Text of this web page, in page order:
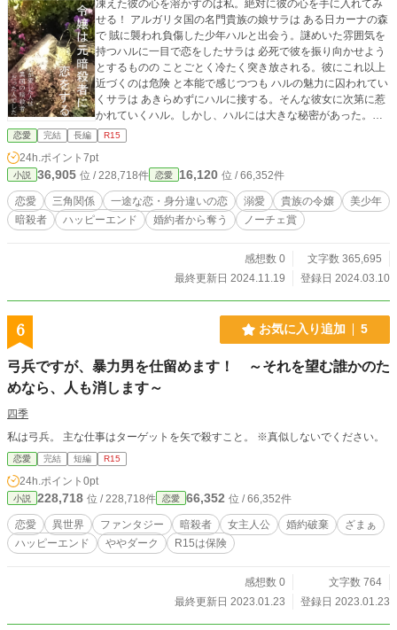
凍えた彼の心を溶かすのは私。絶対に彼の心を手に入れてみ
せる！ アルガリタ国の名門貴族の娘サラは ある日カーナの森
で 賊に襲われ負傷した少年ハルと出会う。謎めいた雰囲気を
持つハルに一目で恋をしたサラは 必死で彼を振り向かせよう
とするものの ことごとく冷たく突き放される。彼にこれ以上
近づくのは危険 と本能で感じつつも ハルの魅力に囚われてい
くサラは あきらめずにハルに接する。そんな彼女に次第に惹
かれていくハル。しかし、ハルには大きな秘密があった。そ
れは ハルの正体は異国の元エリート暗殺者であったというこ
と。 サラに惹かれ始めていることに気づいたハル。彼女の何
もかもを奪いたいほどの激情に心を揺らしながらも 過去に縛
られ 気持ちを受け入れられずに葛藤する。数えきれないほど
の人を殺し 罪で汚れた手で無垢な少女を抱きしめる資格はあ
るのか。己のうちに潜む暗殺者としての本性を知り サラの思
いが離れてしまうのではとハルは恐れていた。 そんな元暗殺
恋愛 完結 長編 R15
24h.ポイント 7pt
小説 36,905 位 / 228,718件 恋愛 16,120 位 / 66,352件
恋愛 三角関係 一途な恋・身分違いの恋 溺愛 貴族の令嬢
美少年
暗殺者
ハッピーエンド 婚約者から奪う ノーチェ賞
感想数 0
文字数 365,695
最終更新日 2024.11.19
登録日 2024.03.10
6 お気に入り追加 5
弓兵ですが、暴力男を仕留めます！ ～それを望む誰かのた
めなら、人も消します～
四季
私は弓兵。 主な仕事はターゲットを矢で殺すこと。 ※真似しないでください。
恋愛 完結 短編 R15
24h.ポイント 0pt
小説 228,718 位 / 228,718件 恋愛 66,352 位 / 66,352件
恋愛 異世界 ファンタジー 暗殺者 女主人公 婚約破棄
ざまぁ
ハッピーエンド
ややダーク R15は保険
感想数 0
文字数 764
最終更新日 2023.01.23
登録日 2023.01.23